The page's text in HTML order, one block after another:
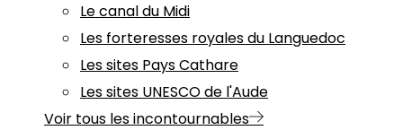
Le canal du Midi
Les forteresses royales du Languedoc
Les sites Pays Cathare
Les sites UNESCO de l'Aude
Voir tous les incontournables